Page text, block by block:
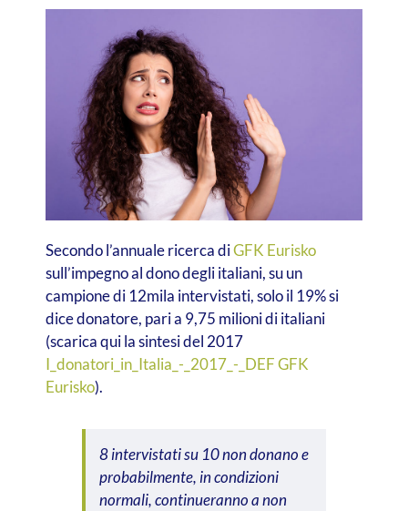
Secondo l’annuale ricerca diGFK Eurisko
sull’impegno al dono degli italiani, su un
campione di 12mila intervistati, solo il 19% si
dice donatore, pari a 9,75 milioni di italiani
(scarica qui la sintesi del 2017
I_donatori_in_Italia_-_2017_-_DEF GFK
Eurisko).
8 intervistati su 10 non donano e
probabilmente, in condizioni
normali, continueranno a non